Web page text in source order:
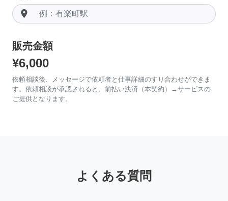
room
販売金額
¥6,000
依頼相談後、メッセージで依頼者と仕事詳細のすり合わせができま
す。依頼相談が承認されると、前払い決済（本契約）→サービスの
ご提供となります。
よくある質問